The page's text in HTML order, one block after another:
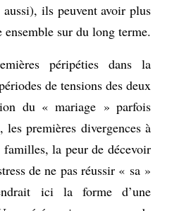
ils peuvent avoir plus
sur du long terme.
péripéties dans la
de tensions des deux
du « mariage » parfois
les premières divergences à
la peur de décevoir
de ne pas réussir « sa »
ici la forme d’une